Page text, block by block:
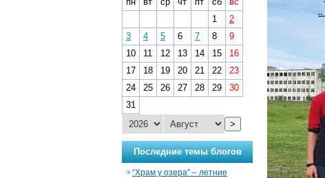
1
2
3
4 5 6 7 8
9
10
11 12 13 14 15
16
17
18 19 20 21 22
23
24
25 26 27 28 29
30
31
>
Последние темы блогов
“Храм у озера” – летние